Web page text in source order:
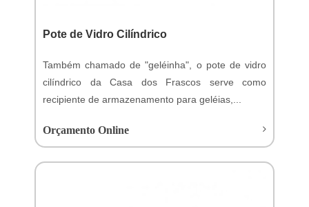
Pote de Vidro Cilíndrico
Também chamado de "geléinha", o pote de vidro
cilíndrico da Casa dos Frascos serve como
recipiente de armazenamento para geléias,...
Orçamento Online